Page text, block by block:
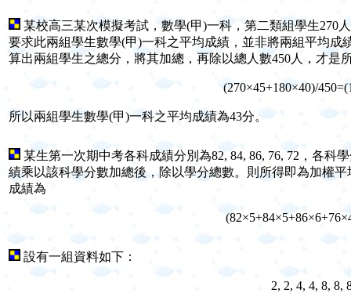
某校高三某次模擬考試，數學(甲)一科，第二類組學生270
要求此兩組學生數學(甲)一科之平均成績，並非將兩組平均
算出兩組學生之總分，將其加總，再除以總人數450人，才是
(270×45+180×40)/
所以兩組學生數學(甲)一科之平均成績為43分。
某生第一次期中考各科成績分別為82, 84, 86, 76, 72，各科
績乘以該科學分數加總後，除以學分總數。則所得即為加權
成績為
設有一組資料如下：
2, 2, 4, 4, 8, 8,